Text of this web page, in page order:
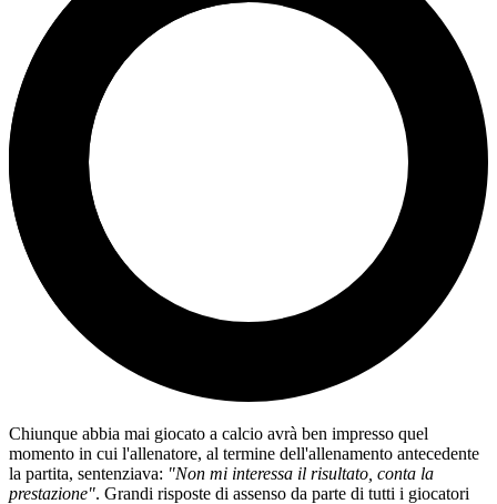
Chiunque abbia mai giocato a calcio avrà ben impresso quel
momento in cui l'allenatore, al termine dell'allenamento antecedente
la partita, sentenziava: "Non mi interessa il risultato, conta la
prestazione". Grandi risposte di assenso da parte di tutti i giocatori